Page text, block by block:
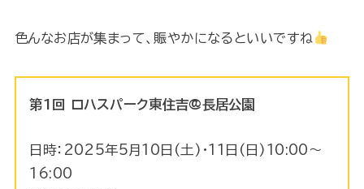
色んなお店が集まって、賑やかになるといいですね
第1回 ロハスパーク東住吉@長居公園
日時：2025年5月10日(土)・11日(日)10:00～
16:00